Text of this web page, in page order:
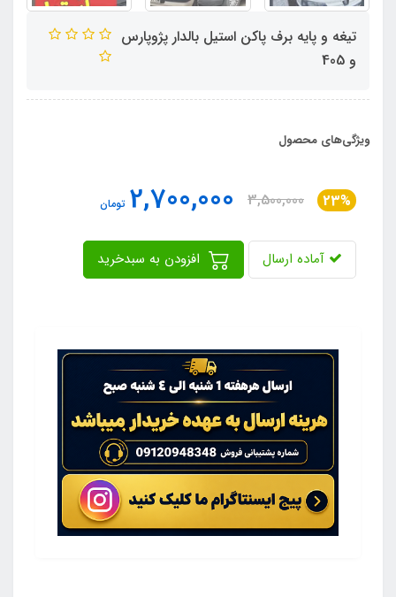
تیغه و پایه برف پاکن استیل بالدار پژوپارس
و 405
ویژگی‌های محصول
23%
3,500,000
2,700,000 تومان
آماده ارسال